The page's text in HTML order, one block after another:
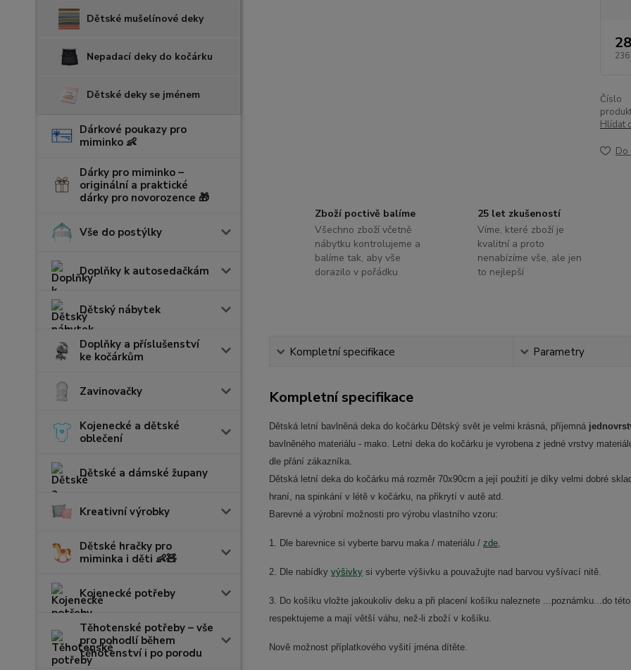
Dětské mušelínové deky
Nepadací deky do kočárku
Dětské deky se jménem
Dárkové poukazy pro
miminko 👶
Dárky pro miminko –
originální a praktické
dárky pro novorozence 🎁
Vše do postýlky
Doplňky k autosedačkám
Dětský nábytek
Doplňky a příslušenství
ke kočárkům
Zavinovačky
Kojenecké a dětské
oblečení
Dětské a dámské župany
Kreativní výrobky
Dětské hračky pro
miminka i děti 👶🧸
Kojenecké potřeby
Těhotenské potřeby – vše
pro pohodlí během
těhotenství i po porodu
236
Číslo
Hlídat
Do
Zboží poctivě balíme
Všechno zboží včetně
nábytku kontrolujeme a
balíme tak, aby vše
dorazilo v pořádku
25 let zkušeností
Víme, které zboží je
kvalitní a proto
nenabízíme vše, ale jen
to nejlepší
Kompletní specifikace Parametry
Kompletní specifikace
Dětská letní bavlněná deka do kočárku Dětský svět je velmi krásná, příjemná
bavlněného materiálu - mako. Letní deka do kočárku je vyrobena z jedné vrstvy
dle přání zákazníka.
Dětská letní deka do kočárku má rozměr 70x90cm a její použití je díky velmi dobré
hraní, na spinkání v létě v kočárku, na přikrytí v autě atd.
Barevné a výrobní možnosti pro výrobu vlastního vzoru:
1. Dle barevnice si vyberte barvu maka / materiálu / zde,
2. Dle nabídky výšivkysi vyberte výšivku a pouvažujte nad barvou vyšívací nitě.
3. Do košíku vložte jakoukoliv deku a při placení košíku naleznete ...poznámku...do
respektujeme a mají větší váhu, než-li zboží v košíku.
Nově možnost příplatkového vyšití jména dítěte.